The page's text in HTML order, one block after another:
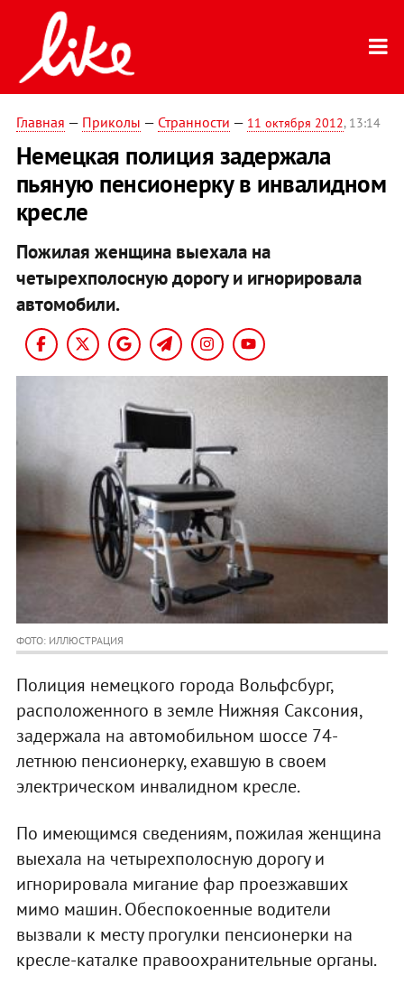
Главная — Приколы — Странности — 11 октября 2012, 13:14
Немецкая полиция задержала
пьяную пенсионерку в инвалидном
кресле
Пожилая женщина выехала на
четырехполосную дорогу и игнорировала
автомобили.
ФОТО: ИЛЛЮСТРАЦИЯ
Полиция немецкого города Вольфсбург,
расположенного в земле Нижняя Саксония,
задержала на автомобильном шоссе 74-
летнюю пенсионерку, ехавшую в своем
электрическом инвалидном кресле.
По имеющимся сведениям, пожилая женщина
выехала на четырехполосную дорогу и
игнорировала мигание фар проезжавших
мимо машин. Обеспокоенные водители
вызвали к месту прогулки пенсионерки на
кресле-каталке правоохранительные органы.